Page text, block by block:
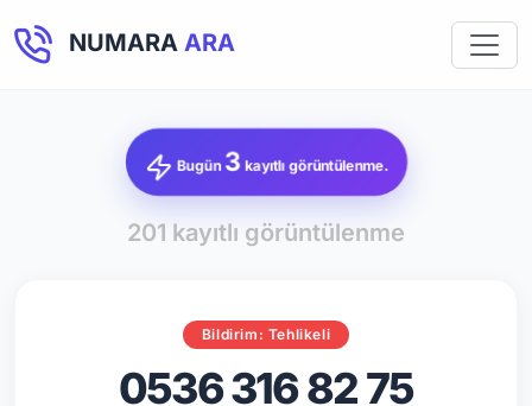
NUMARA ARA
Bugün 3kayıtlı görüntülenme.
201 kayıtlı görüntülenme
Bildirim: Tehlikeli
0536 316 82 75